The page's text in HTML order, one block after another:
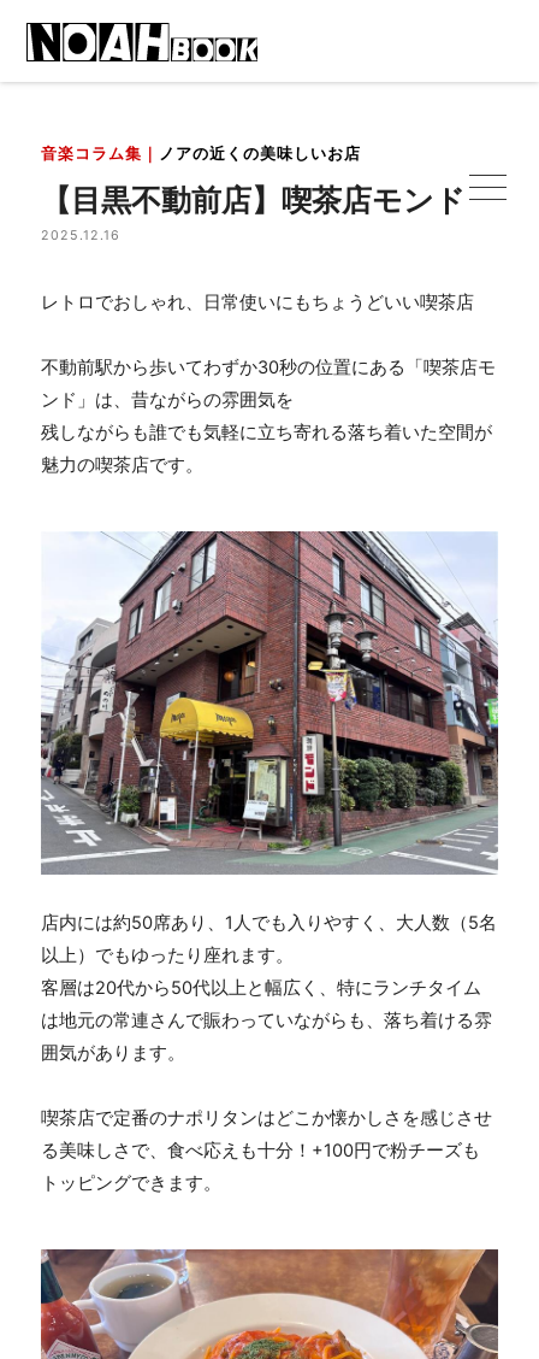
音楽コラム集｜ ノアの近くの美味しいお店
【目黒不動前店】喫茶店モンド
2025.12.16
レトロでおしゃれ、日常使いにもちょうどいい喫茶店
不動前駅から歩いてわずか30秒の位置にある「喫茶店モ
ンド」は、昔ながらの雰囲気を
残しながらも誰でも気軽に立ち寄れる落ち着いた空間が
魅力の喫茶店です。
店内には約50席あり、1 人でも入りやすく、大人数（5名
以上）でもゆったり座れます。
客層は20代から50代以上と幅広く、特にランチタイム
は地元の常連さんで賑わっていながらも、落ち着ける雰
囲気があります。
喫茶店で定番のナポリタンはどこか懐かしさを感じさせ
る美味しさで、食べ応えも十分！ +100円で粉チーズも
トッピングできます。